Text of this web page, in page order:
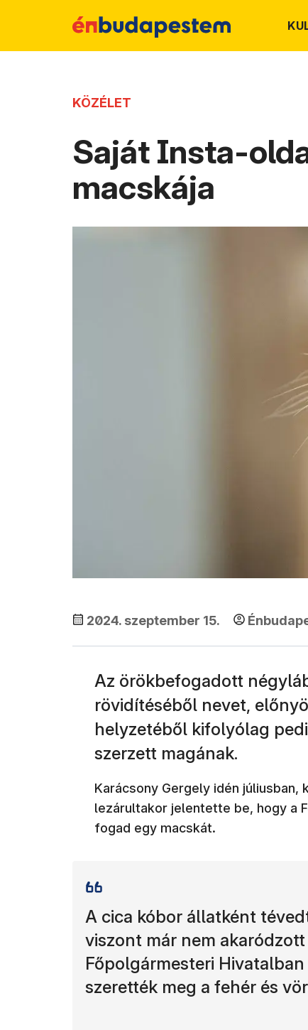
KÖZÉLET
Saját Insta-
macskája
2024. szeptember 15.
Az örökbefogadott
rövidítéséből nevet,
helyzetéből kifolyólag
szerzett magának.
Karácsony Gergely idén
lezárultakor jelentette be, hogy a
fogad egy macskát.
A cica kóbor állatként
viszont már nem
Főpolgármesteri
szerették meg a fehér és